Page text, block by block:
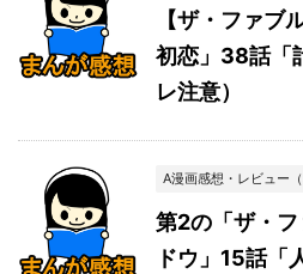
【ザ・ファブ
初恋」38話「
レ注意）
A漫画感想・レビュー（
第2の「ザ・
ドウ」15話「